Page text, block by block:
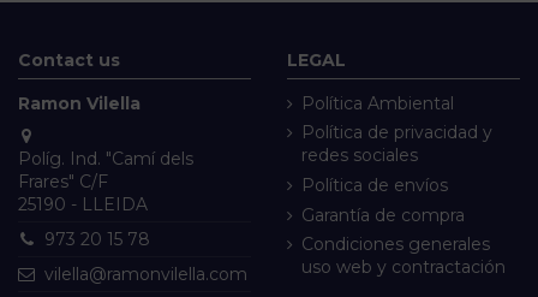
Contact us
Ramon Vilella
Políg. Ind. "Camí dels
Frares" C/F
25190 - LLEIDA
973 20 15 78
vilella@ramonvilella.com
LEGAL
Política Ambiental
Política de privacidad y
redes sociales
Política de envíos
Garantía de compra
Condiciones generales
uso web y contractación